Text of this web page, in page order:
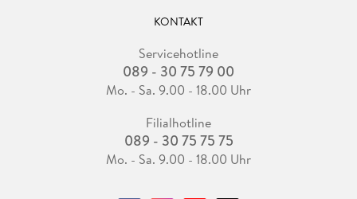
KONTAKT
Servicehotline
089 - 30 75 79 00
Mo. - Sa. 9.00 - 18.00 Uhr
Filialhotline
089 - 30 75 75 75
Mo. - Sa. 9.00 - 18.00 Uhr